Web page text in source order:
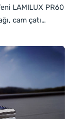
LAMILUX PR60
cam çatı…